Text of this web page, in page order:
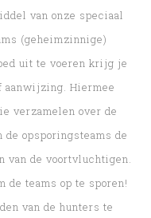
van onze speciaal
(geheimzinnige)
uit te voeren krijg je
aanwijzing. Hiermee
verzamelen over de
opsporingsteams de
van de voortvluchtigen.
de teams op te sporen!
van de hunters te